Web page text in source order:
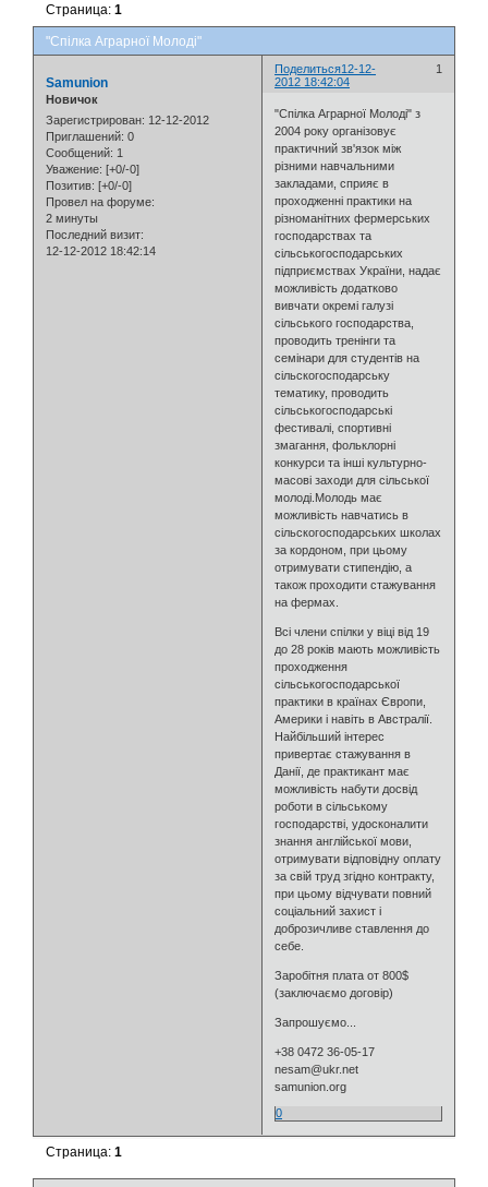
"Спілка Аграрної Молоді"
Страница:1
Поделиться 1
12-12-
2012 18:42:04
Samunion
Новичок
Зарегистрирован: 12-12-2012
Приглашений: 0
Сообщений: 1
Уважение: [+0/-0]
Позитив: [+0/-0]
Провел на форуме:
2 минуты
Последний визит:
12-12-2012 18:42:14
"Спілка Аграрної Молоді" з
2004 року організовує
практичний зв'язок між
різними навчальними
закладами, сприяє в
проходженні практики на
різноманітних фермерських
господарствах та
сільськогосподарських
підприємствах України, надає
можливість додатково
вивчати окремі галузі
сільського господарства,
проводить тренінги та
семінари для студентів на
сільскогосподарську
тематику, проводить
сільськогосподарські
фестивалі, спортивні
змагання, фольклорні
конкурси та інші культурно-
масові заходи для сільської
молоді.Молодь має
можливість навчатись в
сільскогосподарських школах
за кордоном, при цьому
отримувати стипендію, а
також проходити стажування
на фермах.
Всі члени спілки у віці від 19
до 28 років мають можливість
проходження
сільськогосподарської
практики в країнах Європи,
Америки і навіть в Австралії.
Найбільший інтерес
привертає стажування в
Данії, де практикант має
можливість набути досвід
роботи в сільському
господарстві, удосконалити
знання англійської мови,
отримувати відповідну оплату
за свій труд згідно контракту,
при цьому відчувати повний
соціальний захист і
доброзичливе ставлення до
себе.
Заробітня плата от 800$
(заключаємо договір)
Запрошуємо...
+38 0472 36-05-17
nesam@ukr.net
samunion.org
0
Страница:1